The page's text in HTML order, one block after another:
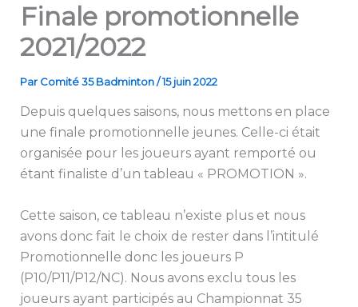
Finale promotionnelle
2021/2022
Par Comité 35 Badminton/15 juin 2022
Depuis quelques saisons, nous mettons en place
une finale promotionnelle jeunes. Celle-ci était
organisée pour les joueurs ayant remporté ou
étant finaliste d’un tableau « PROMOTION ».
Cette saison, ce tableau n’existe plus et nous
avons donc fait le choix de rester dans l’intitulé
Promotionnelle donc les joueurs P
(P10/P11/P12/NC). Nous avons exclu tous les
joueurs ayant participés au Championnat 35